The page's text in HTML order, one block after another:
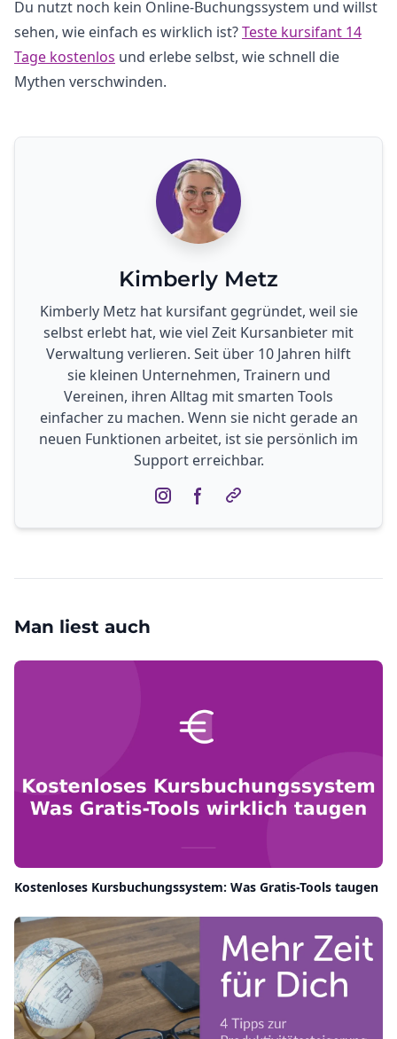
Du nutzt noch kein Online-Buchungssystem und willst
sehen, wie einfach es wirklich ist?Teste kursifant 14
Tage kostenlos und erlebe selbst, wie schnell die
Mythen verschwinden.
Kimberly Metz
Kimberly Metz hat kursifant gegründet, weil sie
selbst erlebt hat, wie viel Zeit Kursanbieter mit
Verwaltung verlieren. Seit über 10 Jahren hilft
sie kleinen Unternehmen, Trainern und
Vereinen, ihren Alltag mit smarten Tools
einfacher zu machen. Wenn sie nicht gerade an
neuen Funktionen arbeitet, ist sie persönlich im
Support erreichbar.
Man liest auch
Kostenloses Kursbuchungssystem: Was Gratis-Tools taugen